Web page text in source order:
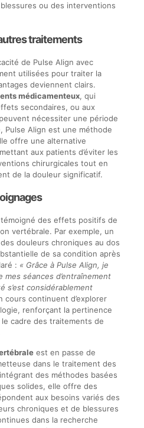
ou des interventions
traitements
de Pulse Align avec
utilisées pour traiter la
deviennent clairs.
médicamenteux, qui
secondaires, ou aux
nécessiter une période
Pulse Align est une méthode
offre une alternative
aux patients d’éviter les
chirurgicales tout en
de la douleur significatif.
des effets positifs de
vertébrale. Par exemple, un
douleurs chroniques au dos
de sa condition après
: « Grâce à Pulse Align, je
séances d’entraînement
s’est considérablement
cours continuent d’explorer
renforçant la pertinence
cadre des traitements de
est en passe de
dans le traitement des
des méthodes basées
solides, elle offre des
aux besoins variés des
chroniques et de blessures
dans la recherche